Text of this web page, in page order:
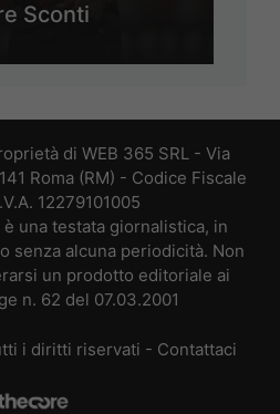
Sconti
di WEB 365 SRL - Via
Roma (RM) - Codice Fiscale
12279101005
una testata giornalistica, in
senza alcuna periodicità. Non
un prodotto editoriale ai
n. 62 del 07.03.2001
i diritti riservati - Contattaci